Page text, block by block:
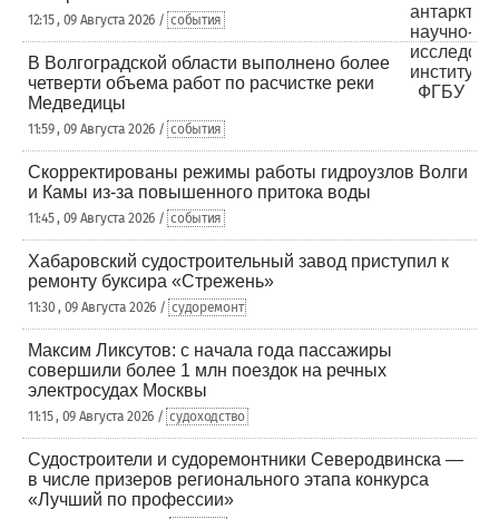
12:15 , 09 Августа 2026 / события
В Волгоградской области выполнено более
четверти объема работ по расчистке реки
Медведицы
11:59 , 09 Августа 2026 / события
Скорректированы режимы работы гидроузлов Волги
и Камы из-за повышенного притока воды
11:45 , 09 Августа 2026 / события
Хабаровский судостроительный завод приступил к
ремонту буксира «Стрежень»
11:30 , 09 Августа 2026 / судоремонт
Максим Ликсутов: с начала года пассажиры
совершили более 1 млн поездок на речных
электросудах Москвы
11:15 , 09 Августа 2026 / судоходство
Судостроители и судоремонтники Северодвинска —
в числе призеров регионального этапа конкурса
«Лучший по профессии»